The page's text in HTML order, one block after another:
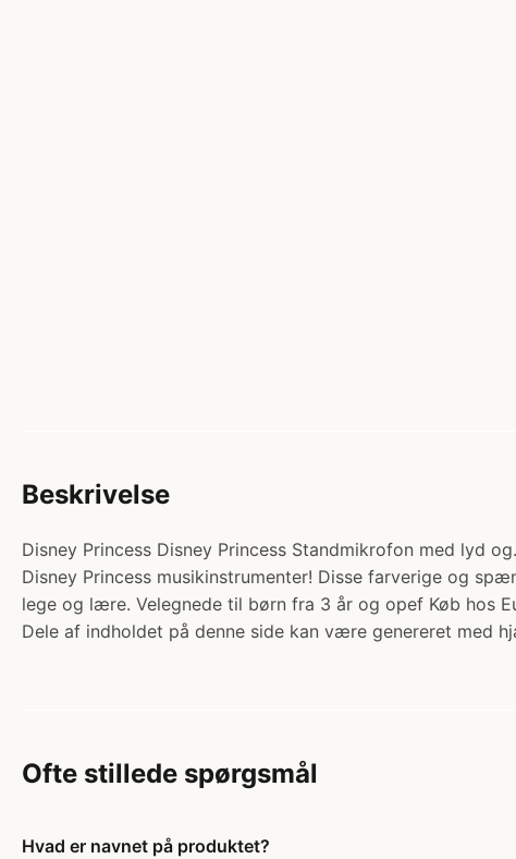
Beskrivelse
Disney Princess Disney Princess Standmikrofon med lyd
Disney Princess musikinstrumenter! Disse farverige og
lege og lære. Velegnede til børn fra 3 år og opef Køb hos
Dele af indholdet på denne side kan være genereret med
Ofte stillede spørgsmål
Hvad er navnet på produktet?